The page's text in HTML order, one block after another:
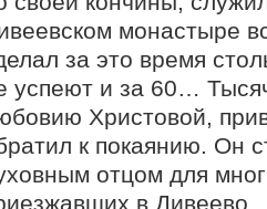
монастыре
за это время
успеют и за 60…
Христовой,
к покаянию. Он
отцом для
в Дивеево.